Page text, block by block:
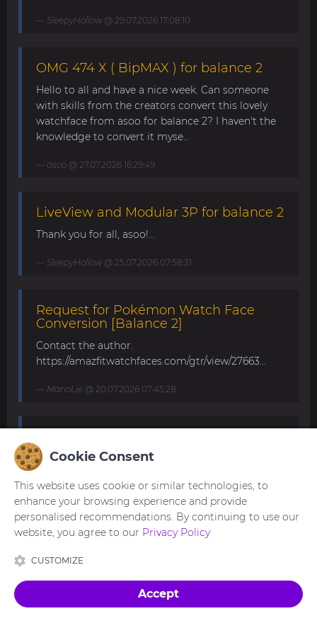
SleepyHollow@ 29.07.2026 17:08:10
OMG 474 X ( BipMAX ) for balance 2
Hello to all and have a nice week. Can someone
with skills from the creators convert this lovely
watchface from asoo for balance 2? I haven't the
knowledge to convert it myse...
asoo @ 27.07.2026 16:29:49
LiveView and Modular 3P for balance 2
Thank you for all, asoo!...
SleepyHollow@ 25.07.2026 07:58:31
Request for Pokémon Watch Face
Conversion [Balance 2]
Contact the author.
https://amazfitwatchfaces.com/gtr/view/27663...
MarioLie @ 20.07.2026 07:45:28
2
Hello to all and have a nice weekend. Can
someone from the creators make these awesome
watchfaces from asoo for amazfit balance 2?
Thank you and a big thanks to asoo for his ...
Feito com
in Ukraine 🇺🇦
Cookie Consent
This website uses cookie or similar technologies, to
enhance your browsing experience and provide
personalised recommendations. By continuing to use our
website, you agree to our Privacy Policy
CUSTOMIZE
Accept